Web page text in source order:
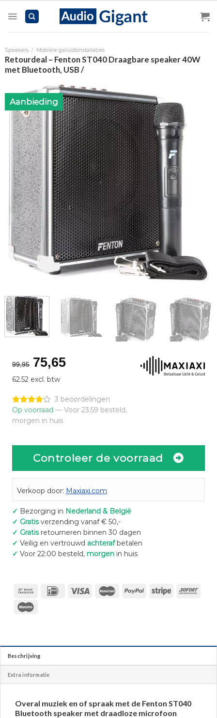
Speakers / Mobiele geluidsinstallaties
Retourdeal – Fenton ST040 Draagbare speaker 40W
met Bluetooth, USB /
Aanbieding
99,95 Oorspronkelijke
prijs
was:
€99,95.
75,65Huidige
€75,65.
62.52 excl. btw
3 beoordelingen
Op voorraad — Voor 23:59 besteld,
morgen in huis
Controleer de voorraad
Verkoop door: Maxiaxi.com
✓ Bezorging in Nederland & België
✓ Gratisverzending vanaf € 50,-
✓ Gratisretourneren binnen 30 dagen
✓ Veilig en vertrouwd achterafbetalen
✓ Voor 22:00 besteld, morgenin huis
Beschrijving
Extra informatie
Overal muziek en of spraak met de Fenton ST040
Bluetooth speaker met draadloze microfoon